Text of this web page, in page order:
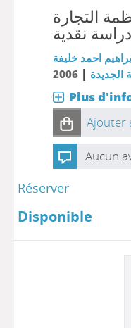
التجارة
نقدية
احمد خليفة
الجديدة |
2006
Plus
Ajouter
Aucun
Réserver
Disponible